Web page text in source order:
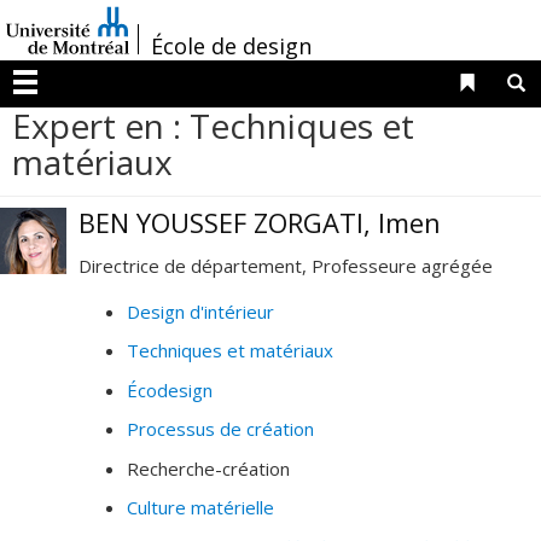
au
contenu
/École de design
Menu
Liens
Expert en : Techniques et
matériaux
BEN YOUSSEF ZORGATI, Imen
Directrice de département, Professeure agrégée
Design d'intérieur
Techniques et matériaux
Écodesign
Processus de création
Recherche-création
Culture matérielle